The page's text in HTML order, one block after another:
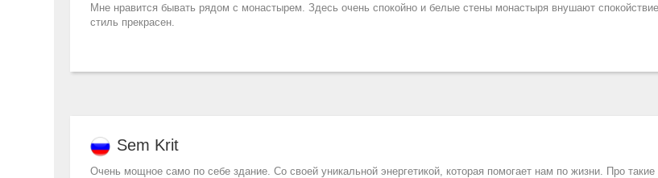
Мне нравится бывать рядом с монастырем. Здесь очень спокойно и белые стены монастыря внушают
стиль прекрасен.
Sem Krit
Очень мощное само по себе здание. Со своей уникальной энергетикой, которая помогает нам по жизни. Про такие